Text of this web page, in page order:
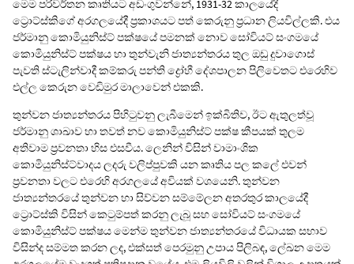
මෙම පරිවර්තන කෘතියට අඩංගුවන්නේ, 1931-32 කාලයේදී
ට්‍රොට්ස්කිගේ අරගලයේදී ප්‍රකාශයට පත් කෙරුනු ප්‍රධාන ලියවිල්ලකි. එය
ජර්මානු කොමියුනිස්ට් පක්ෂයේ පමනක් නොව සෝවියට් සංගමයේ
කොමියුනිස්ට් පක්ෂය හා තුන්වැනි ජාත්‍යන්තරය තුල ඔඩු දුවාගොස්
පැවති ස්ටැලින්වාදී කම්කරු පන්ති ද්‍රෝහී දේශපාලන පිලිවෙතට එරෙහිව
එල්ල කෙරුන වෙඩිමුර මාලාවෙන් එකකි.
තුන්වන ජාත්‍යන්තරය පිහිටුවනු ලැබීමෙන් ඉක්බිතිව, ඊට ඇතුලත්වූ
ජර්මානු ශාඛාව හා තවත් නව කොමියුනිස්ට් පක්ෂ කීපයක් තුලම
අතිවාම ප්‍රවනතා හිස එසවීය. ලෙනින් විසින් වාමාංශික
කොමියුනිස්ට්වාදය ලදරු වලිප්පුවකි යන කෘතිය පල කලේ එවන්
ප්‍රවනතා වලට එරෙහි අරගලයේ අවියක් වශයෙනි. තුන්වන
ජාත්‍යන්තරයේ තුන්වන හා සිව්වන සම්මේලන අතරතුර කාලයේදී
ට්‍රොට්ස්කි විසින් කෙටුම්පත් කරනු ලැබූ සහ සෝවියට් සංගමයේ
කොමියුනිස්ට් පක්ෂය මෙන්ම තුන්වන ජාත්‍යන්තරයේ විධායක සභාව
විසින්ද සම්මත කරන ලද, එක්සත් පෙරමුනු උපාය පිලිබඳ, ලේඛන මෙම